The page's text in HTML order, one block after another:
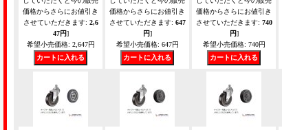
価格からさらにお値引き
させていただきます: 2,6
47円]
希望小売価格: 2,647円
価格からさらにお値引き
させていただきます: 647
円]
希望小売価格: 647円
価格からさらにお値引き
させていただきます: 740
円]
希望小売価格: 740円